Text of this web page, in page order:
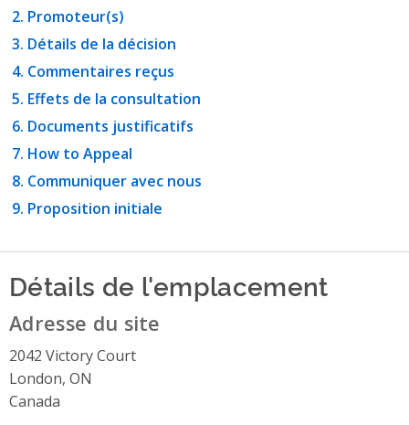
Promoteur(s)
Détails de la décision
Commentaires reçus
Effets de la consultation
Documents justificatifs
How to Appeal
Communiquer avec nous
Proposition initiale
Détails de l'emplacement
Adresse du site
2042 Victory Court
London, ON
Canada